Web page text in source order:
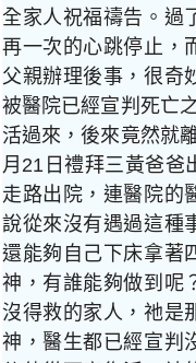
全家人祝福禱告。過
再一次的心跳停止，
父親辦理後事，很奇
被醫院已經宣判死亡
活過來，後來竟然就
月21日禮拜三黃爸爸
走路出院，連醫院的
說從來沒有遇過這種
還能夠自己下床拿著
神，有誰能夠做到呢
沒得救的家人，祂是
神，醫生都已經宣判